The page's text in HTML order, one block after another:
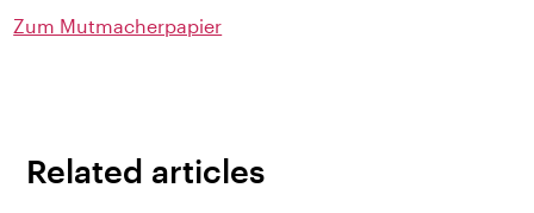
Zum Mutmacherpapier
Related articles